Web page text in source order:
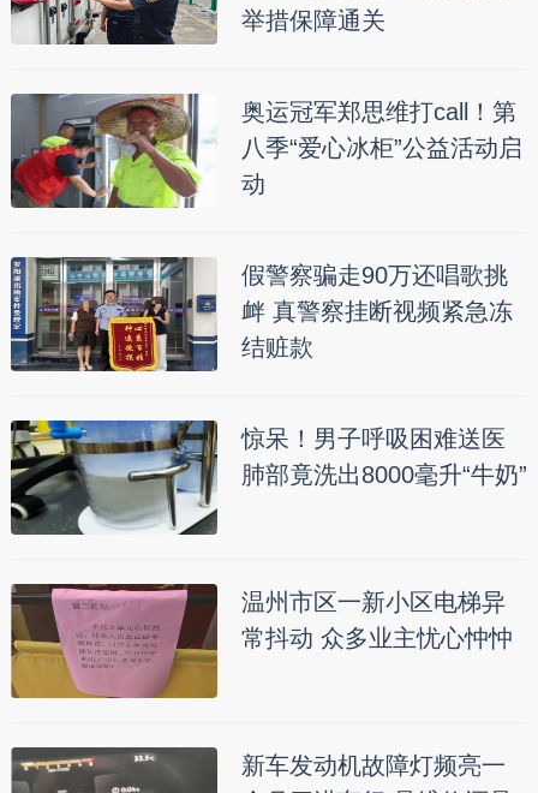
举措保障通关
奥运冠军郑思维打call！第
八季“爱心冰柜”公益活动启
动
假警察骗走90万还唱歌挑
衅 真警察挂断视频紧急冻
结赃款
惊呆！男子呼吸困难送医
肺部竟洗出8000毫升“牛奶”
温州市区一新小区电梯异
常抖动 众多业主忧心忡忡
新车发动机故障灯频亮一